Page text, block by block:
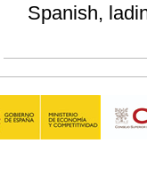
Spanish,